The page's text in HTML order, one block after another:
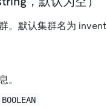
。默认集群名为
。
BOOLEAN